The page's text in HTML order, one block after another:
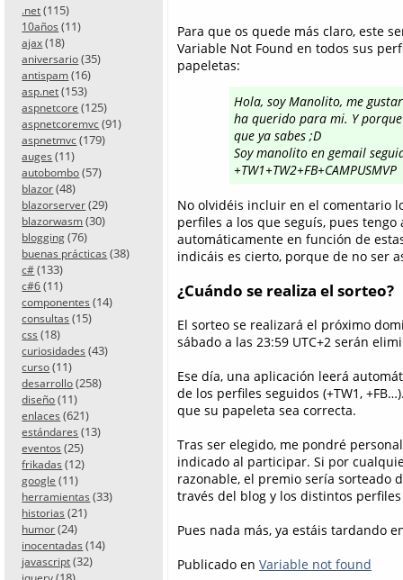
.net (115)
10años (11)
ajax (18)
aniversario (35)
antispam (16)
asp.net (153)
aspnetcore (125)
aspnetcoremvc (91)
aspnetmvc (179)
auges (11)
autobombo (57)
blazor (48)
blazorserver (29)
blazorwasm (30)
blogging (76)
buenas prácticas (38)
c# (133)
c#6 (11)
componentes (14)
consultas (15)
css (18)
curiosidades (43)
curso (11)
desarrollo (258)
diseño (11)
enlaces (621)
estándares (13)
eventos (25)
frikadas (12)
google (11)
herramientas (33)
historias (21)
humor (24)
inocentadas (14)
javascript (32)
Para que os quede más claro, este
Variable Not Found en todos sus
papeletas:
Hola, soy Manolito, me
ha querido para mi. Y
que ya sabes ;D
Soy manolito en gemail
+TW1+TW2+FB+CAMPUSMVP
No olvidéis incluir en el comentario
perfiles a los que seguís, pues
automáticamente en función de
indicáis es cierto, porque de no ser
¿Cuándo se realiza el sorteo?
El sorteo se realizará el próximo
sábado a las 23:59 UTC+2 serán
Ese día, una aplicación leerá
de los perfiles seguidos (+TW1,
que su papeleta sea correcta.
Tras ser elegido, me pondré
indicado al participar. Si por
razonable, el premio sería sorteado
través del blog y los distintos
Pues nada más, ya estáis tardando
Publicado en Variable not found